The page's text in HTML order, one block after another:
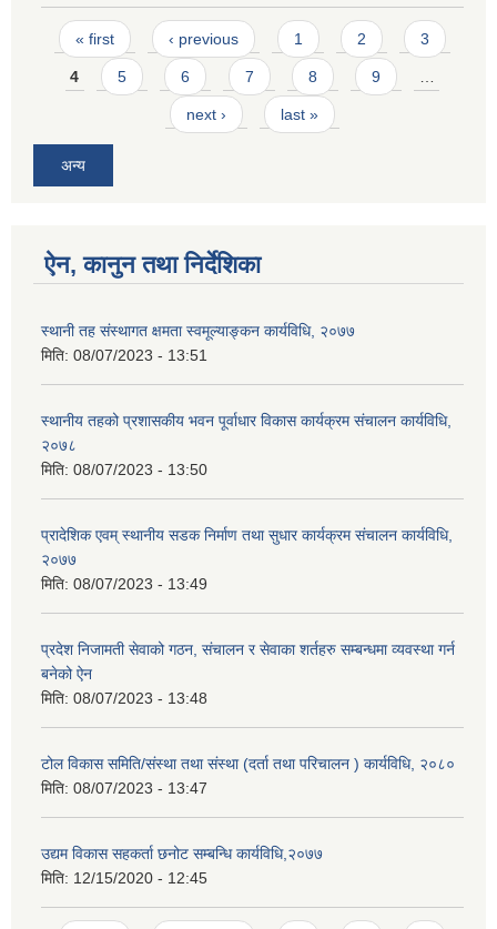
Pages
« first ‹ previous 1 2 3
4 5 6 7 8 9
next › last »
अन्य
ऐन, कानुन तथा निर्देशिका
स्थानी तह संस्थागत क्षमता स्वमूल्याङ्कन कार्यविधि, २०७७
मिति: 08/07/2023 - 13:51
स्थानीय तहको प्रशासकीय भवन पूर्वाधार विकास कार्यक्रम संचालन कार्यविधि,
२०७८
मिति: 08/07/2023 - 13:50
प्रादेशिक एवम् स्थानीय सडक निर्माण तथा सुधार कार्यक्रम संचालन कार्यविधि,
२०७७
मिति: 08/07/2023 - 13:49
प्रदेश निजामती सेवाको गठन, संचालन र सेवाका शर्तहरु सम्बन्धमा व्यवस्था गर्न
बनेको ऐन
मिति: 08/07/2023 - 13:48
टोल विकास समिति/संस्था तथा संस्था (दर्ता तथा परिचालन ) कार्यविधि, २०८०
मिति: 08/07/2023 - 13:47
उद्यम विकास सहकर्ता छनोट सम्बन्धि कार्यविधि,२०७७
मिति: 12/15/2020 - 12:45